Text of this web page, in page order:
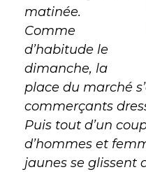
matinée.
Comme
d’habitude le
dimanche, la
place du marché
commerçants
Puis tout d’un
d’hommes et
jaunes se glissent